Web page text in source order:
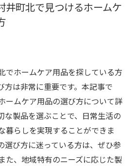
井町北で見つけるホームケ
でホームケア用品を探している方
方は非常に重要です。本記事で
ームケア用品の選び方について詳
な製品を選ぶことで、日常生活の
暮らしを実現することができま
選び方に迷っている方は、ぜひ参
た、地域特有のニーズに応じた製